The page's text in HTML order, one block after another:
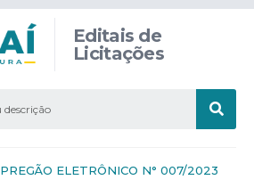
Editais de
Licitações
PREGÃO ELETRÔNICO N° 007/2023